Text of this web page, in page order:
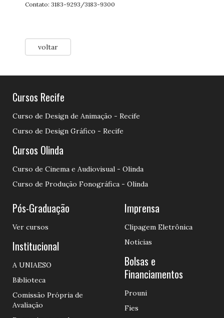
Contato: 3183-9293/3183-9300
voltar
Cursos Recife
Curso de Design de Animação - Recife
Curso de Design Gráfico - Recife
Cursos Olinda
Curso de Cinema e Audiovisual - Olinda
Curso de Produção Fonográfica - Olinda
Pós-Graduação
Ver cursos
Institucional
A UNIAESO
Biblioteca
Comissão Própria de
Avaliação
Imprensa
Clipagem Eletrônica
Notícias
Bolsas e
Financiamentos
Prouni
Fies